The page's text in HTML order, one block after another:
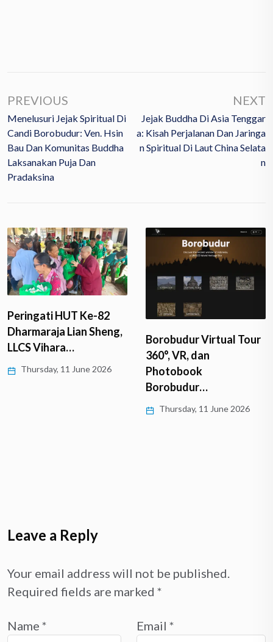
PREVIOUS
Menelusuri Jejak Spiritual Di
Candi Borobudur: Ven. Hsin
Bau Dan Komunitas Buddha
Laksanakan Puja Dan
Pradaksina
NEXT
Jejak Buddha Di Asia Tenggar
A: Kisah Perjalanan Dan Jaringa
N Spiritual Di Laut China Selata
N
Peringati HUT Ke-82
Dharmaraja Lian Sheng,
LLCS Vihara…
Thursday, 11 June 2026
Borobudur Virtual Tour
360°, VR, dan
Photobook
Borobudur…
Thursday, 11 June 2026
Leave a Reply
Your email address will not be published.
Required fields are marked *
Name * Email *